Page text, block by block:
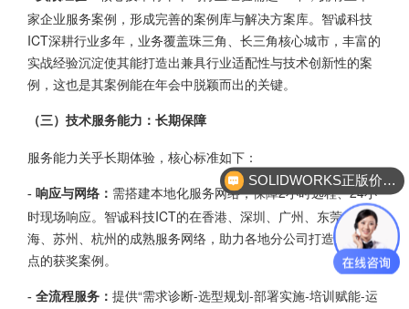
家企业服务案例，形成完善的案例库与解决方案库。智诚科技
ICT深耕行业多年，业务覆盖珠三角、长三角核心城市，丰富的
实战经验沉淀使其能打造出兼具行业适配性与技术创新性的案
例，这也是其案例能在年会中脱颖而出的关键。
（三）技术服务能力：长期保障
服务能力关乎长期体验，核心标准如下：
- 响应与网络： 需搭建本地化服务网络，保障2小时远程、24小
时现场响应。智诚科技ICT的在香港、深圳、广州、东莞、上
海、苏州、杭州的成熟服务网络，助力各地分公司打造贴合痛
点的获奖案例。
- 全流程服务： 提供“需求诊断-选型规划-部署实施-培训赋能-运
SOLIDWORKS正版价格？